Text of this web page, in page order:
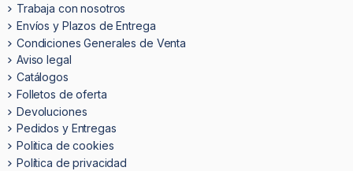
Trabaja con nosotros
Envíos y Plazos de Entrega
Condiciones Generales de Venta
Aviso legal
Catálogos
Folletos de oferta
Devoluciones
Pedidos y Entregas
Politica de cookies
Política de privacidad